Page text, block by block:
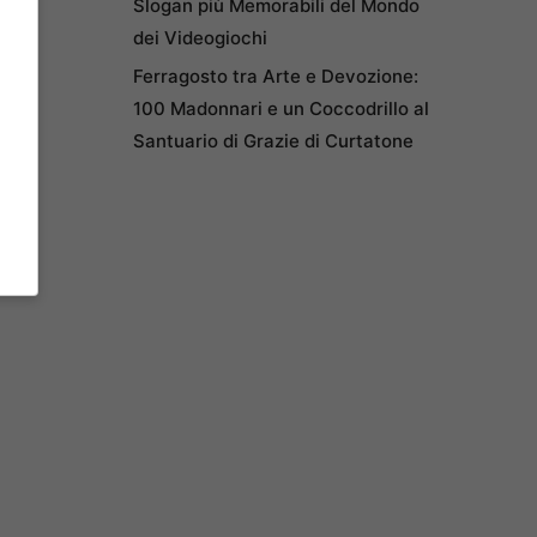
Slogan più Memorabili del Mondo
dei Videogiochi
Ferragosto tra Arte e Devozione:
100 Madonnari e un Coccodrillo al
Santuario di Grazie di Curtatone